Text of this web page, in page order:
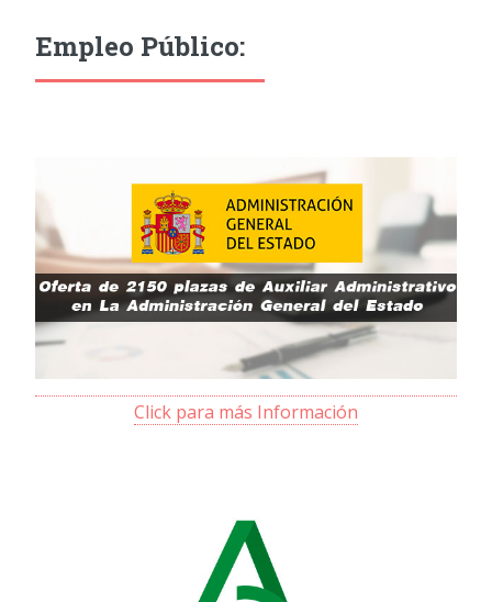
Empleo Público:
Click para más Información